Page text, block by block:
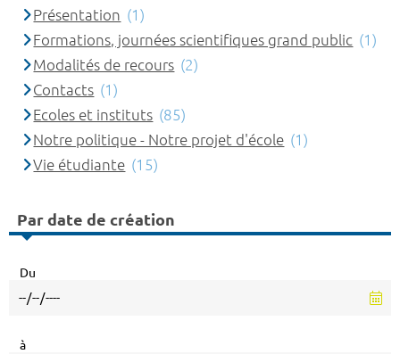
Présentation (1)
Formations, journées scientifiques grand public (1)
Modalités de recours (2)
Contacts (1)
Ecoles et instituts (85)
Notre politique - Notre projet d'école (1)
Vie étudiante (15)
Par date de création
Du
à